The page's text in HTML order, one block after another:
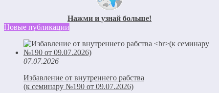
Нажми и узнай больше!
Новые публикации
07.07.2026
Избавление от внутреннего рабства
(к семинару №190 от 09.07.2026)